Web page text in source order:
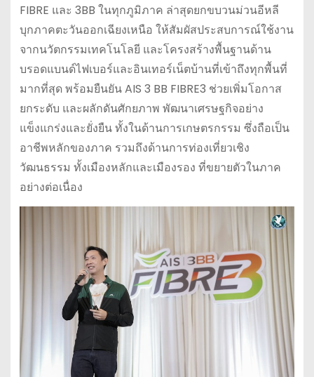
FIBRE และ 3BB ในทุกภูมิภาค ล่าสุดยกขบวนม่วนอีหลี
บุกภาคตะวันออกเฉียงเหนือ ให้สัมผัสประสบการณ์ใช้งาน
จากนวัตกรรมเทคโนโลยี และโครงสร้างพื้นฐานด้าน
บรอดแบนด์ไฟเบอร์และอินเทอร์เน็ตบ้านที่เข้าถึงทุกพื้นที่
มากที่สุด พร้อมยืนยัน AIS 3 BB FIBRE3 ช่วยเพิ่มโอกาส
ยกระดับ และผลักดันศักยภาพ พัฒนาเศรษฐกิจอย่าง
แข็งแกร่งและยั่งยืน ทั้งในด้านการเกษตรกรรม ซึ่งถือเป็น
อาชีพหลักของภาค รวมถึงด้านการท่องเที่ยวเชิง
วัฒนธรรม ทั้งเมืองหลักและเมืองรอง ที่ขยายตัวในภาค
อย่างต่อเนื่อง